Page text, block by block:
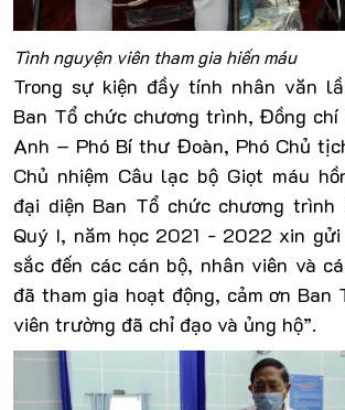
Tình nguyện viên tham gia hiến máu
Trong sự kiện đầy tính nhân văn
Ban Tổ chức chương trình, Đồng chí
Anh – Phó Bí thư Đoàn, Phó Chủ
Chủ nhiệm Câu lạc bộ Giọt máu
đại diện Ban Tổ chức chương trình
Quý I, năm học 2021 - 2022 xin
sắc đến các cán bộ, nhân viên và
đã tham gia hoạt động, cảm ơn Ban
viên trường đã chỉ đạo và ủng hộ”.